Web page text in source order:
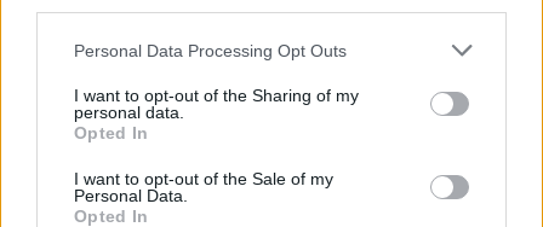
Please note that this website/app uses one or more Google
not limited to your visit or usage behaviour. You may click to
grant or deny consent to Google and its third-party tags to
use your data for below specified purposes in below Google
consent section.
Personal Data Processing Opt Outs
I want to opt-out of the Sharing of my
personal data.
Opted In
I want to opt-out of the Sale of my
Personal Data.
Opted In
17 éve
Azért én kíváncsi lennék rá, amire Szily rákérdezett.